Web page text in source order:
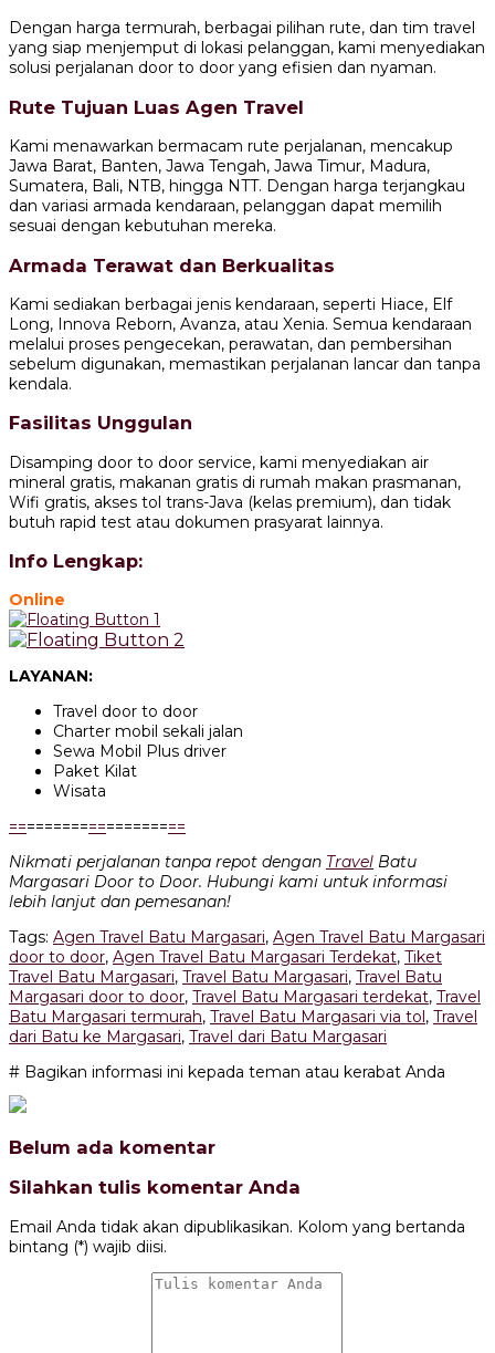
Dengan harga termurah, berbagai pilihan rute, dan tim travel
yang siap menjemput di lokasi pelanggan, kami menyediakan
solusi perjalanan door to door yang efisien dan nyaman.
Rute Tujuan Luas Agen Travel
Kami menawarkan bermacam rute perjalanan, mencakup
Jawa Barat, Banten, Jawa Tengah, Jawa Timur, Madura,
Sumatera, Bali, NTB, hingga NTT. Dengan harga terjangkau
dan variasi armada kendaraan, pelanggan dapat memilih
sesuai dengan kebutuhan mereka.
Armada Terawat dan Berkualitas
Kami sediakan berbagai jenis kendaraan, seperti Hiace, Elf
Long, Innova Reborn, Avanza, atau Xenia. Semua kendaraan
melalui proses pengecekan, perawatan, dan pembersihan
sebelum digunakan, memastikan perjalanan lancar dan tanpa
kendala.
Fasilitas Unggulan
Disamping door to door service, kami menyediakan air
mineral gratis, makanan gratis di rumah makan prasmanan,
Wifi gratis, akses tol trans-Java (kelas premium), dan tidak
butuh rapid test atau dokumen prasyarat lainnya.
Info Lengkap:
Online
LAYANAN:
Travel door to door
Charter mobil sekali jalan
Sewa Mobil Plus driver
Paket Kilat
Wisata
====================
Nikmati perjalanan tanpa repot dengan Travel Batu
Margasari Door to Door. Hubungi kami untuk informasi
lebih lanjut dan pemesanan!
Tags: Agen Travel Batu Margasari, Agen Travel Batu Margasari
door to door, Agen Travel Batu Margasari Terdekat, Tiket
Travel Batu Margasari, Travel Batu Margasari, Travel Batu
Margasari door to door, Travel Batu Margasari terdekat, Travel
Batu Margasari termurah, Travel Batu Margasari via tol , Travel
dari Batu ke Margasari, Travel dari Batu Margasari
# Bagikan informasi ini kepada teman atau kerabat Anda
Belum ada komentar
Silahkan tulis komentar Anda
Email Anda tidak akan dipublikasikan. Kolom yang bertanda
bintang (*) wajib diisi.